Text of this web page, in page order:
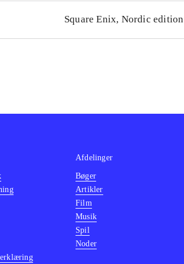
Square Enix, Nordic edition
Afdelinger
Bøger
Artikler
Film
Musik
Spil
Noder